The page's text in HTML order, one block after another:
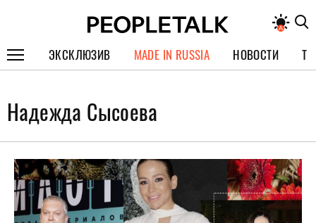
ЭКСКЛЮЗИВ
СПЕЦПРОЕКТЫ
ИНТЕРВЬЮ
ПОКОЛЕНИЕ
MADE IN RUSSIA НОВОСТИ
Надежда Сысоева